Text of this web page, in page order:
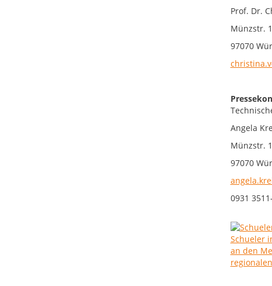
Prof. Dr.
Münzstr.
97070
Angela
Münzstr.
97070
0931